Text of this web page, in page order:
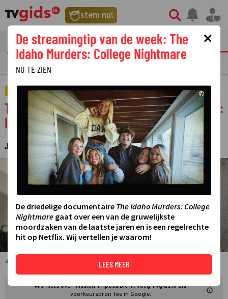
stem nu!
tvgids streaming nieuws
Tom Cruise zit geen moment stil in Mission:
Impossible III
JUDITH REGELING ·23 APRIL 2026 08:15
Tom Cruise in Mission: Impossible III
Mis niets over Mission: Impossible III. Voeg TVgids.nl als
voorkeursbron toe in Google.
×
De streamingtip van de week: The
Idaho Murders: College Nightmare
NU TE ZIEN
©
De driedelige documentaire The Idaho Murders: College
Nightmare gaat over een van de gruwelijkste
moordzaken van de laatste jaren en is een regelrechte
hit op Netflix. Wij vertellen je waarom!
LEES MEER